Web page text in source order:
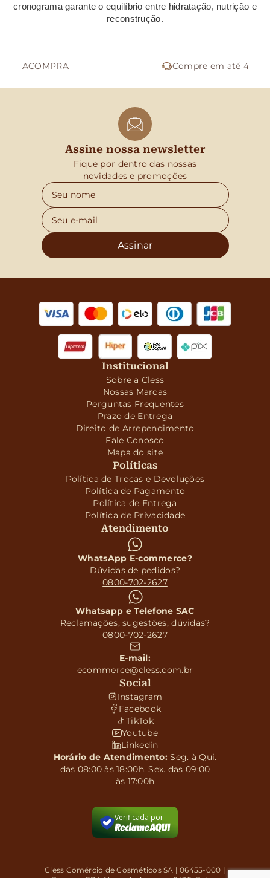
cronograma garante o equilíbrio entre hidratação, nutrição e
reconstrução.
Compre em até 4x sem juros
Assine nossa newsletter
Fique por dentro das nossas
novidades e promoções
Assinar
Institucional
Sobre a Cless
Nossas Marcas
Perguntas Frequentes
Prazo de Entrega
Direito de Arrependimento
Fale Conosco
Mapa do site
Políticas
Política de Trocas e Devoluções
Política de Pagamento
Política de Entrega
Política de Privacidade
Atendimento
WhatsApp E-commerce?
Dúvidas de pedidos?
0800-702-2627
Whatsapp e Telefone SAC
Reclamações, sugestões, dúvidas?
0800-702-2627
E-mail:
ecommerce@cless.com.br
Social
Instagram
Facebook
TikTok
Youtube
Linkedin
Horário de Atendimento:Seg. à Qui.
das 08:00 às 18:00h. Sex. das 09:00
às 17:00h
Verificada por
Cless Comércio de Cosméticos SA | 06455-000 |